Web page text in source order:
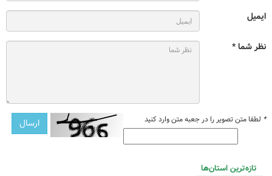
ایمیل
نظر شما *
* لطفا متن تصویر را در جعبه متن وارد کنید
تازه‌ترین استان‌ها